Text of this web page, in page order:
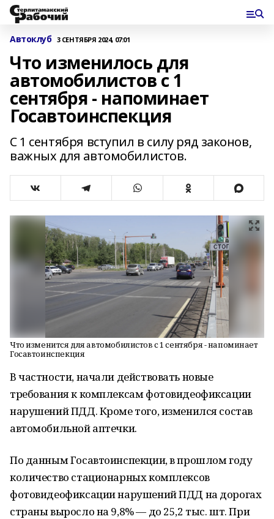
Автоклуб 3 СЕНТЯБРЯ 2024, 07:01
Что изменилось для
автомобилистов с 1
сентября - напоминает
Госавтоинспекция
C 1 сентября вступил в силу ряд законов,
важных для автомобилистов.
Что изменится для автомобилистов с 1 сентября - напоминает
Госавтоинспекция
В частности, начали действовать новые
требования к комплексам фотовидеофиксации
нарушений ПДД. Кроме того, изменился состав
автомобильной аптечки.
По данным Госавтоинспекции, в прошлом году
количество стационарных комплексов
фотовидеофиксации нарушений ПДД на дорогах
страны выросло на 9,8% — до 25,2 тыс. шт. При